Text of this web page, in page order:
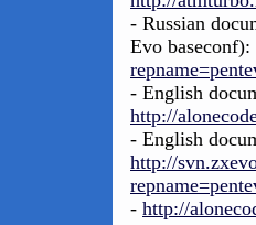
- Russian
Evo baseconf):
- English
http://
- English
http://
- http://